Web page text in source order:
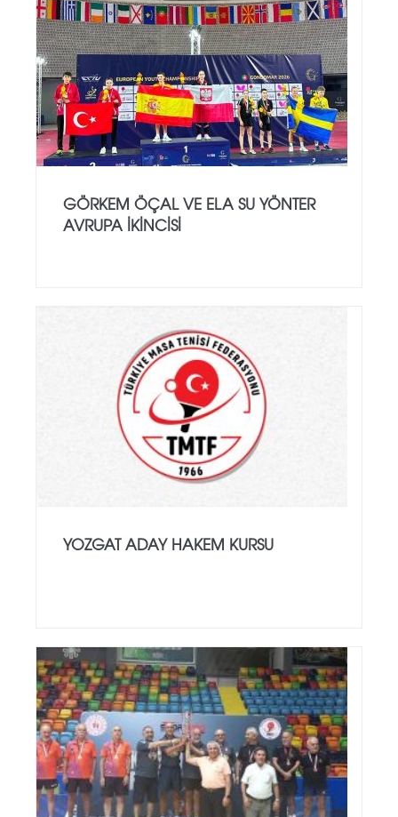
GÖRKEM ÖÇAL VE ELA SU YÖNTER
AVRUPA İKINCISI
YOZGAT ADAY HAKEM KURSU